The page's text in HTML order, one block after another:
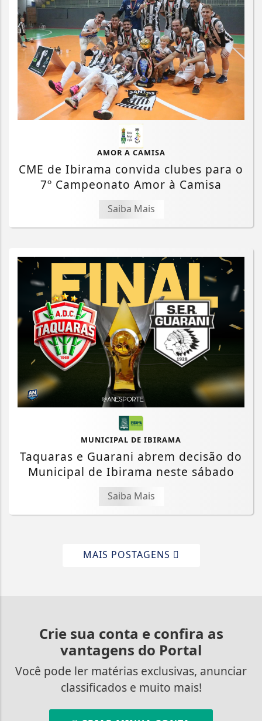
AMOR A CAMISA
CME de Ibirama convida clubes para o
7º Campeonato Amor à Camisa
Saiba Mais
MUNICIPAL DE IBIRAMA
Taquaras e Guarani abrem decisão do
Municipal de Ibirama neste sábado
Saiba Mais
MAIS POSTAGENS
Crie sua conta e confira as
vantagens do Portal
Você pode ler matérias exclusivas, anunciar
classificados e muito mais!